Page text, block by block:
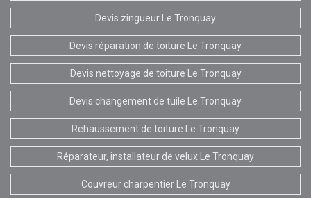
Devis zingueur Le Tronquay
Devis réparation de toiture Le Tronquay
Devis nettoyage de toiture Le Tronquay
Devis changement de tuile Le Tronquay
Rehaussement de toiture Le Tronquay
Réparateur, installateur de velux Le Tronquay
Couvreur charpentier Le Tronquay